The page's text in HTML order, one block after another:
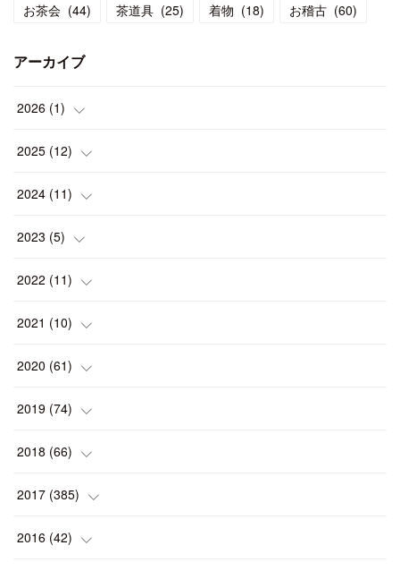
お茶会 (44) 茶道具 (25) 着物 (18) お稽古 (60)
アーカイブ
2026 (1)
(1)
2025 (12)
( 1)
(1
( 2)
( 1)
( 1)
2024 (11)
(1
( 1)
(1)
(2)
( 1)
2023 (5)
( 1)
(2)
(1)
(1)
2022 (11)
(1)
(2)
(4)
(1)
(1)
2021 (10)
(2)
(2)
(1)
(2)
(3)
2020 (61)
(1)
(1)
(2)
(1)
2019 (74)
(10
(7)
(2)
2018 (66)
(7)
(5)
2017 (385)
(142)
2016 (42)